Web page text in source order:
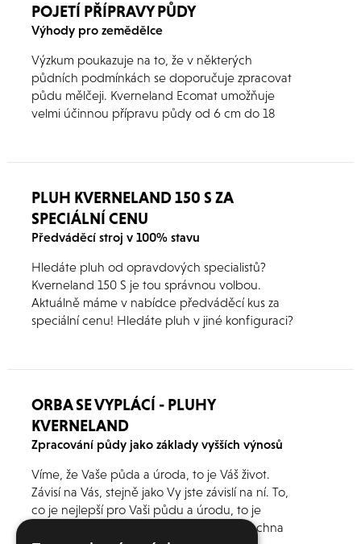
POJETÍ PŘÍPRAVY PŮDY
Výhody pro zemědělce
Výzkum poukazuje na to, že v některých
půdních podmínkách se doporučuje zpracovat
půdu mělčeji. Kverneland Ecomat umožňuje
velmi účinnou přípravu půdy od 6 cm do 18
PLUH KVERNELAND 150 S ZA
SPECIÁLNÍ CENU
Předváděcí stroj v 100% stavu
Hledáte pluh od opravdových specialistů?
Kverneland 150 S je tou správnou volbou.
Aktuálně máme v nabídce předváděcí kus za
speciální cenu! Hledáte pluh v jiné konfiguraci?
ORBA SE VYPLÁCÍ - PLUHY
KVERNELAND
Zpracování půdy jako základy vyšších výnosů
Víme, že Vaše půda a úroda, to je Váš život.
Závisí na Vás, stejně jako Vy jste závislí na ní. To,
co je nejlepší pro Vaši půdu a úrodu, to je
nejlepší i pro Vás. Veškeré naše úsilí a všechna